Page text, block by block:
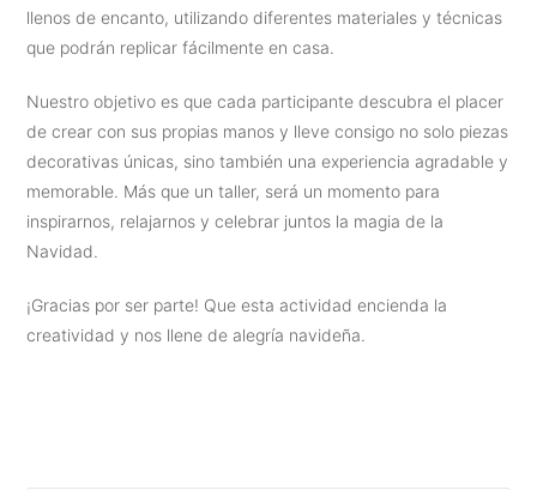
llenos de encanto, utilizando diferentes materiales y técnicas
que podrán replicar fácilmente en casa.
Nuestro objetivo es que cada participante descubra el placer
de crear con sus propias manos y lleve consigo no solo piezas
decorativas únicas, sino también una experiencia agradable y
memorable. Más que un taller, será un momento para
inspirarnos, relajarnos y celebrar juntos la magia de la
Navidad.
¡Gracias por ser parte! Que esta actividad encienda la
creatividad y nos llene de alegría navideña.